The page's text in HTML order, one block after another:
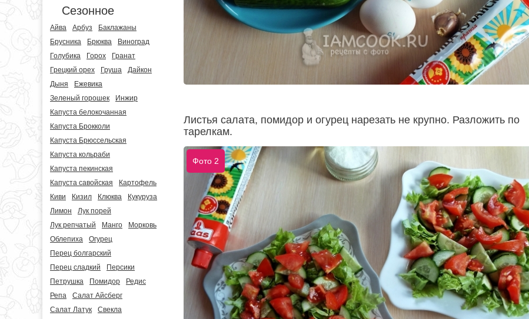
Сезонное
Айва Арбуз
Баклажаны
Брусника
Брюква
Виноград
Голубика
Горох
Гранат
Грецкий орех
Груша
Дайкон
Дыня
Ежевика
Зеленый горошек
Инжир
Капуста белокочанная
Капуста Брокколи
Капуста Брюссельская
Капуста кольраби
Капуста пекинская
Капуста савойская
Картофель
Киви
Кизил Клюква
Кукуруза
Лимон
Лук порей
Лук репчатый
Манго
Морковь
Облепиха
Огурец
Перец болгарский
Перец сладкий
Персики
Петрушка
Помидор
Редис
Репа
Салат Айсберг
Салат Латук
Свекла
Листья салата, помидор и огурец нарезать не крупно. Разложить по
тарелкам.
Фото 2